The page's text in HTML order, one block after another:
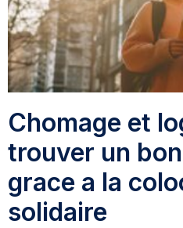
Chomage et
trouver un
grace a la
solidaire